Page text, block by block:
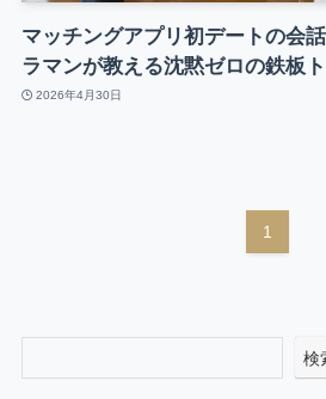
マッチングアプリ初デートの会
ラマンが教える沈黙ゼロの鉄板
2026年4月30日
1
検